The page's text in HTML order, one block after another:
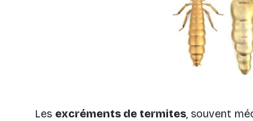
Les excréments de termites, souvent